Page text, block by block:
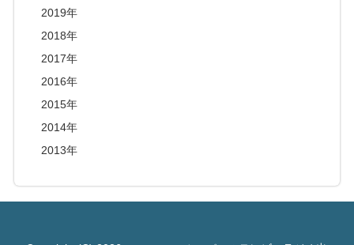
2019年
2018年
2017年
2016年
2015年
2014年
2013年